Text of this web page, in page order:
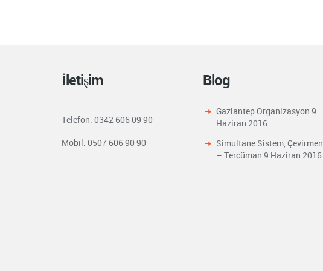
İletişim
Telefon: 0342 606 09 90
Mobil: 0507 606 90 90
Blog
Gaziantep Organizasyon 9
Haziran 2016
Simultane Sistem, Çevirmen
– Tercüman 9 Haziran 2016